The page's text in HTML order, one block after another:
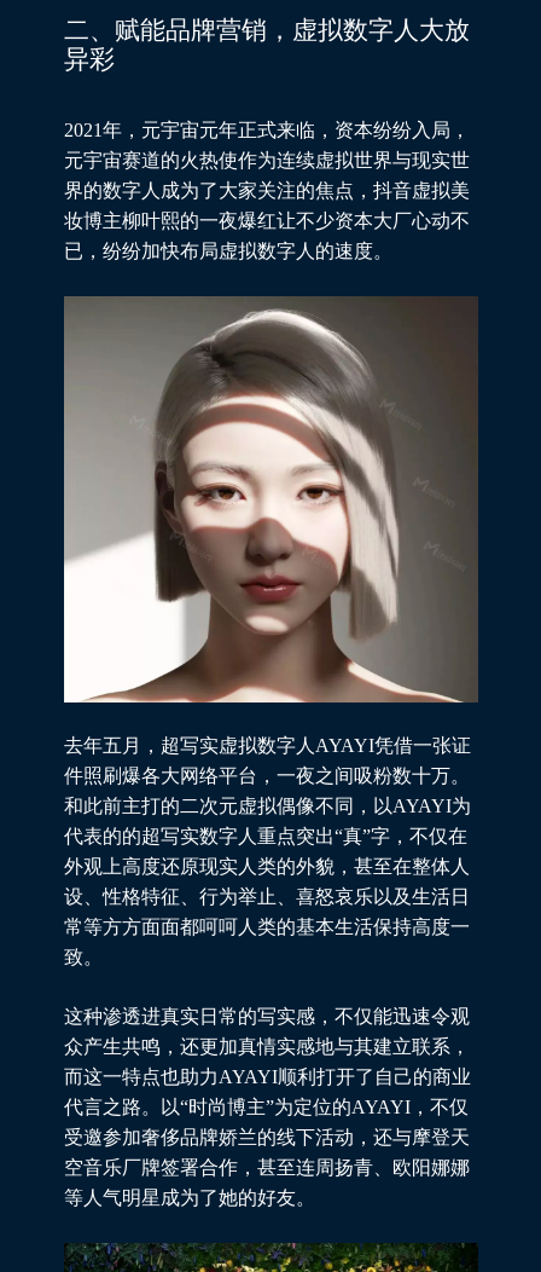
二、赋能品牌营销，虚拟数字人大放
异彩
2021年，元宇宙元年正式来临，资本纷纷入局，
元宇宙赛道的火热使作为连续虚拟世界与现实世
界的数字人成为了大家关注的焦点，抖音虚拟美
妆博主柳叶熙的一夜爆红让不少资本大厂心动不
已，纷纷加快布局虚拟数字人的速度。
去年五月，超写实虚拟数字人AYAYI凭借一张证
件照刷爆各大网络平台，一夜之间吸粉数十万。
和此前主打的二次元虚拟偶像不同，以AYAYI为
代表的的超写实数字人重点突出“真”字，不仅在
外观上高度还原现实人类的外貌，甚至在整体人
设、性格特征、行为举止、喜怒哀乐以及生活日
常等方方面面都呵呵人类的基本生活保持高度一
致。
这种渗透进真实日常的写实感，不仅能迅速令观
众产生共鸣，还更加真情实感地与其建立联系，
而这一特点也助力AYAYI顺利打开了自己的商业
代言之路。以“时尚博主”为定位的AYAYI，不仅
受邀参加奢侈品牌娇兰的线下活动，还与摩登天
空音乐厂牌签署合作，甚至连周扬青、欧阳娜娜
等人气明星成为了她的好友。